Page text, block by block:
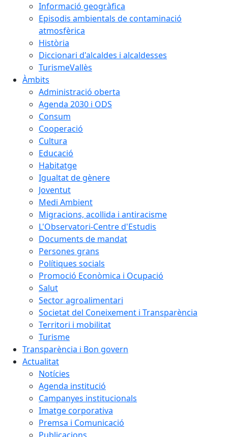
Informació geogràfica
Episodis ambientals de contaminació
atmosfèrica
Història
Diccionari d'alcaldes i alcaldesses
TurismeVallès
Àmbits
Administració oberta
Agenda 2030 i ODS
Consum
Cooperació
Cultura
Educació
Habitatge
Igualtat de gènere
Joventut
Medi Ambient
Migracions, acollida i antiracisme
L'Observatori-Centre d'Estudis
Documents de mandat
Persones grans
Polítiques socials
Promoció Econòmica i Ocupació
Salut
Sector agroalimentari
Societat del Coneixement i Transparència
Territori i mobilitat
Turisme
Transparència i Bon govern
Actualitat
Notícies
Agenda institució
Campanyes institucionals
Imatge corporativa
Premsa i Comunicació